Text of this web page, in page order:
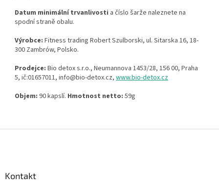
Datum minimální trvanlivosti a číslo šarže naleznete na
spodní straně obalu.
Výrobce: Fitness trading Robert Szulborski, ul. Sitarska 16, 18-
300 Zambrów, Polsko.
Prodejce: Bio detox s.r.o., Neumannova 1453/28, 156 00, Praha
5, ič:01657011, info@bio-detox.cz, www.bio-detox.cz
Objem: 90 kapslí. Hmotnost netto: 59g
Kontakt